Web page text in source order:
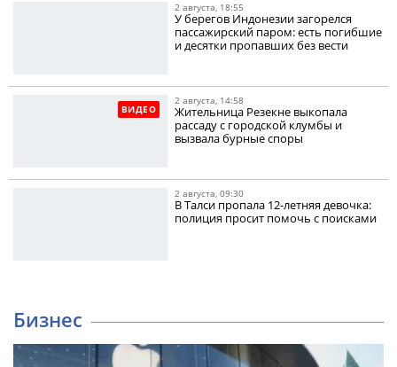
2 августа, 18:55
У берегов Индонезии загорелся
пассажирский паром: есть погибшие
и десятки пропавших без вести
ВИДЕО
2 августа, 14:58
Жительница Резекне выкопала
рассаду с городской клумбы и
вызвала бурные споры
2 августа, 09:30
В Талси пропала 12-летняя девочка:
полиция просит помочь с поисками
Бизнес